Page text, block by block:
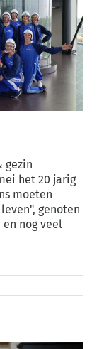
gezin
het 20 jarig
moeten
genoten
nog veel